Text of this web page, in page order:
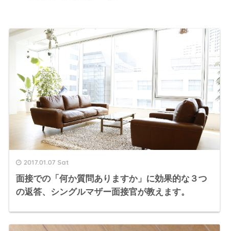
2017.01.07 Sat
面接での「何か質問ありますか」に効果的な３つ
の返答、シングルマザー面接官が教えます。